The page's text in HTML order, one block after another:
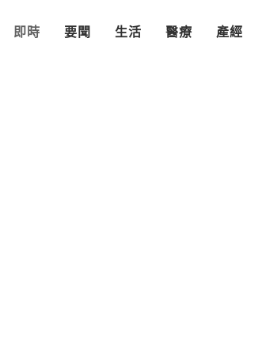
即時 要聞 生活 醫療 產經